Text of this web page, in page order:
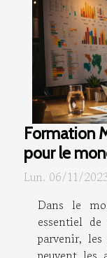
Formation
pour le
Lun. 06/11/
Dans le
essentiel
parvenir,